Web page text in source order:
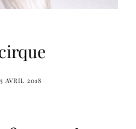
AVRIL 2018